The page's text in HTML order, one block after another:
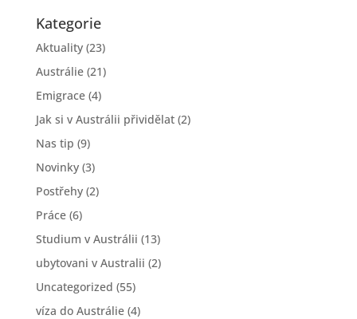
Kategorie
Aktuality(23)
Austrálie(21)
Emigrace(4)
Jak si v Austrálii přividělat(2)
Nas tip (9)
Novinky(3)
Postřehy(2)
Práce(6)
Studium v Austrálii (13)
ubytovani v Australii (2)
Uncategorized (55)
víza do Austrálie(4)